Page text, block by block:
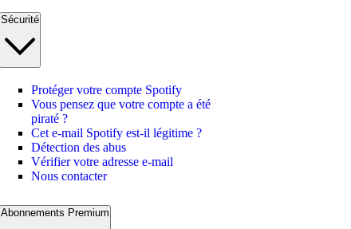
Sécurité
Protéger votre compte Spotify
Vous pensez que votre compte a été
piraté ?
Cet e-mail Spotify est-il légitime ?
Détection des abus
Vérifier votre adresse e-mail
Nous contacter
Abonnements Premium